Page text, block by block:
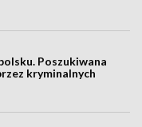
Poszukiwana
kryminalnych